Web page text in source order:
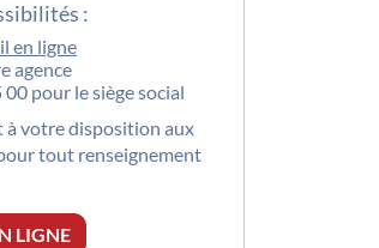
:
en ligne
agence
00 pour le siège social
à votre disposition aux
tout renseignement
LIGNE